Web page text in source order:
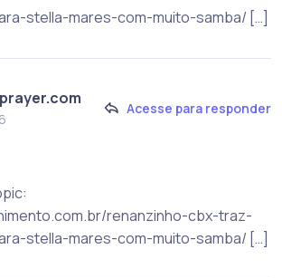
stella-mares-com-muito-samba/ […]
Acesse para responder
renanzinho-cbx-traz-
stella-mares-com-muito-samba/ […]